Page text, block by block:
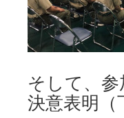
そして、
決意表明（